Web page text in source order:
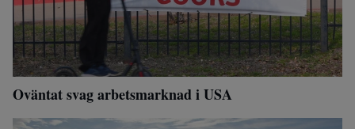
Oväntat svag arbetsmarknad i USA